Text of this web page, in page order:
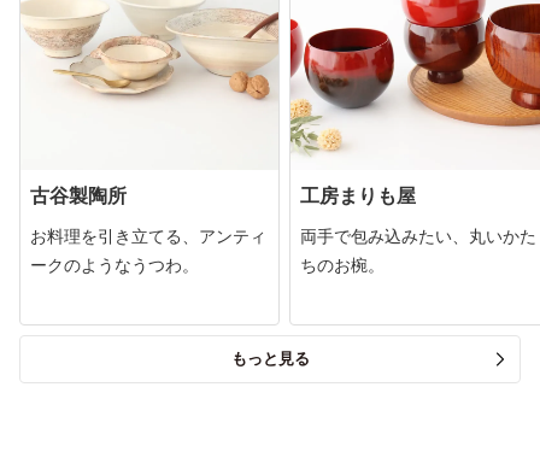
古谷製陶所
お料理を引き立てる、アンティ
ークのようなうつわ。
工房まりも屋
両手で包み込みたい、丸いかた
ちのお椀。
もっと見る